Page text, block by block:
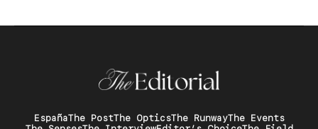
EspañaThe PostThe OpticsThe RunwayThe Events